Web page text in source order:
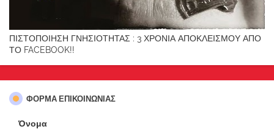
ΠΙΣΤΟΠΟΙΗΣΗ ΓΝΗΣΙΟΤΗΤΑΣ : 3 ΧΡΟΝΙΑ ΑΠΟΚΛΕΙΣΜΟΥ ΑΠΟ
ΤΟ FACEBOOK!!
ΦΌΡΜΑ ΕΠΙΚΟΙΝΩΝΊΑΣ
Όνομα